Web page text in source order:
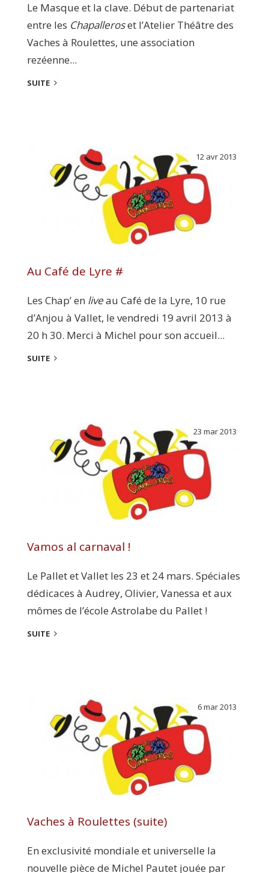
Le Masque et la clave. Début de partenariat
entre les Chapalleroset l’Atelier Théâtre des
Vaches à Roulettes, une association
rezéenne...
SUITE
Au Café de Lyre #
Les Chap’ en liveau Café de la Lyre, 10 rue
d’Anjou à Vallet, le vendredi 19 avril 2013 à
20 h 30. Merci à Michel pour son accueil...
12 avr 2013
SUITE
Vamos al carnaval !
Le Pallet et Vallet les 23 et 24 mars. Spéciales
dédicaces à Audrey, Olivier, Vanessa et aux
mômes de l’école Astrolabe du Pallet !
23 mar 2013
SUITE
Vaches à Roulettes (suite)
En exclusivité mondiale et universelle la
nouvelle pièce de Michel Pautet jouée par
6 mar 2013